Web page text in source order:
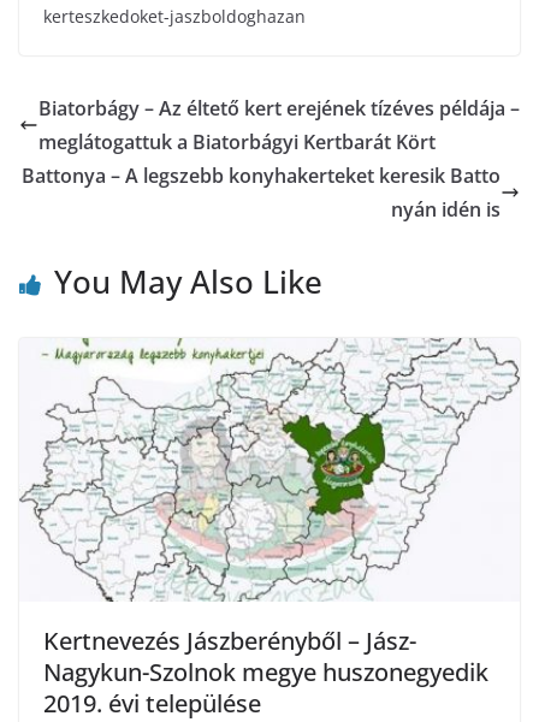
kerteszkedoket-jaszboldoghazan
Biatorbágy – Az éltető kert erejének tízéves példája –
meglátogattuk a Biatorbágyi Kertbarát Kört
Battonya – A legszebb konyhakerteket keresik Batto
nyán idén is
You May Also Like
Kertnevezés Jászberényből – Jász-
Nagykun-Szolnok megye huszonegyedik
2019. évi települése